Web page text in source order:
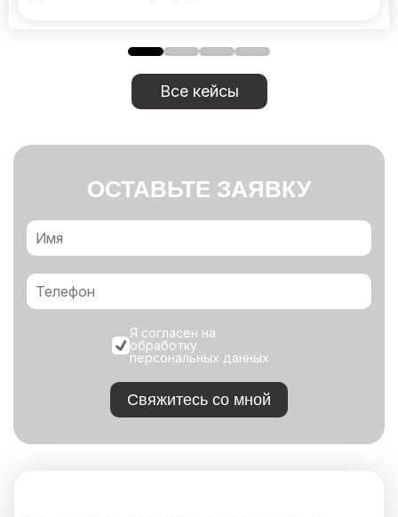
Все кейсы
ОСТАВЬТЕ ЗАЯВКУ
Я согласен на
обработку
персональных данных
Свяжитесь со мной